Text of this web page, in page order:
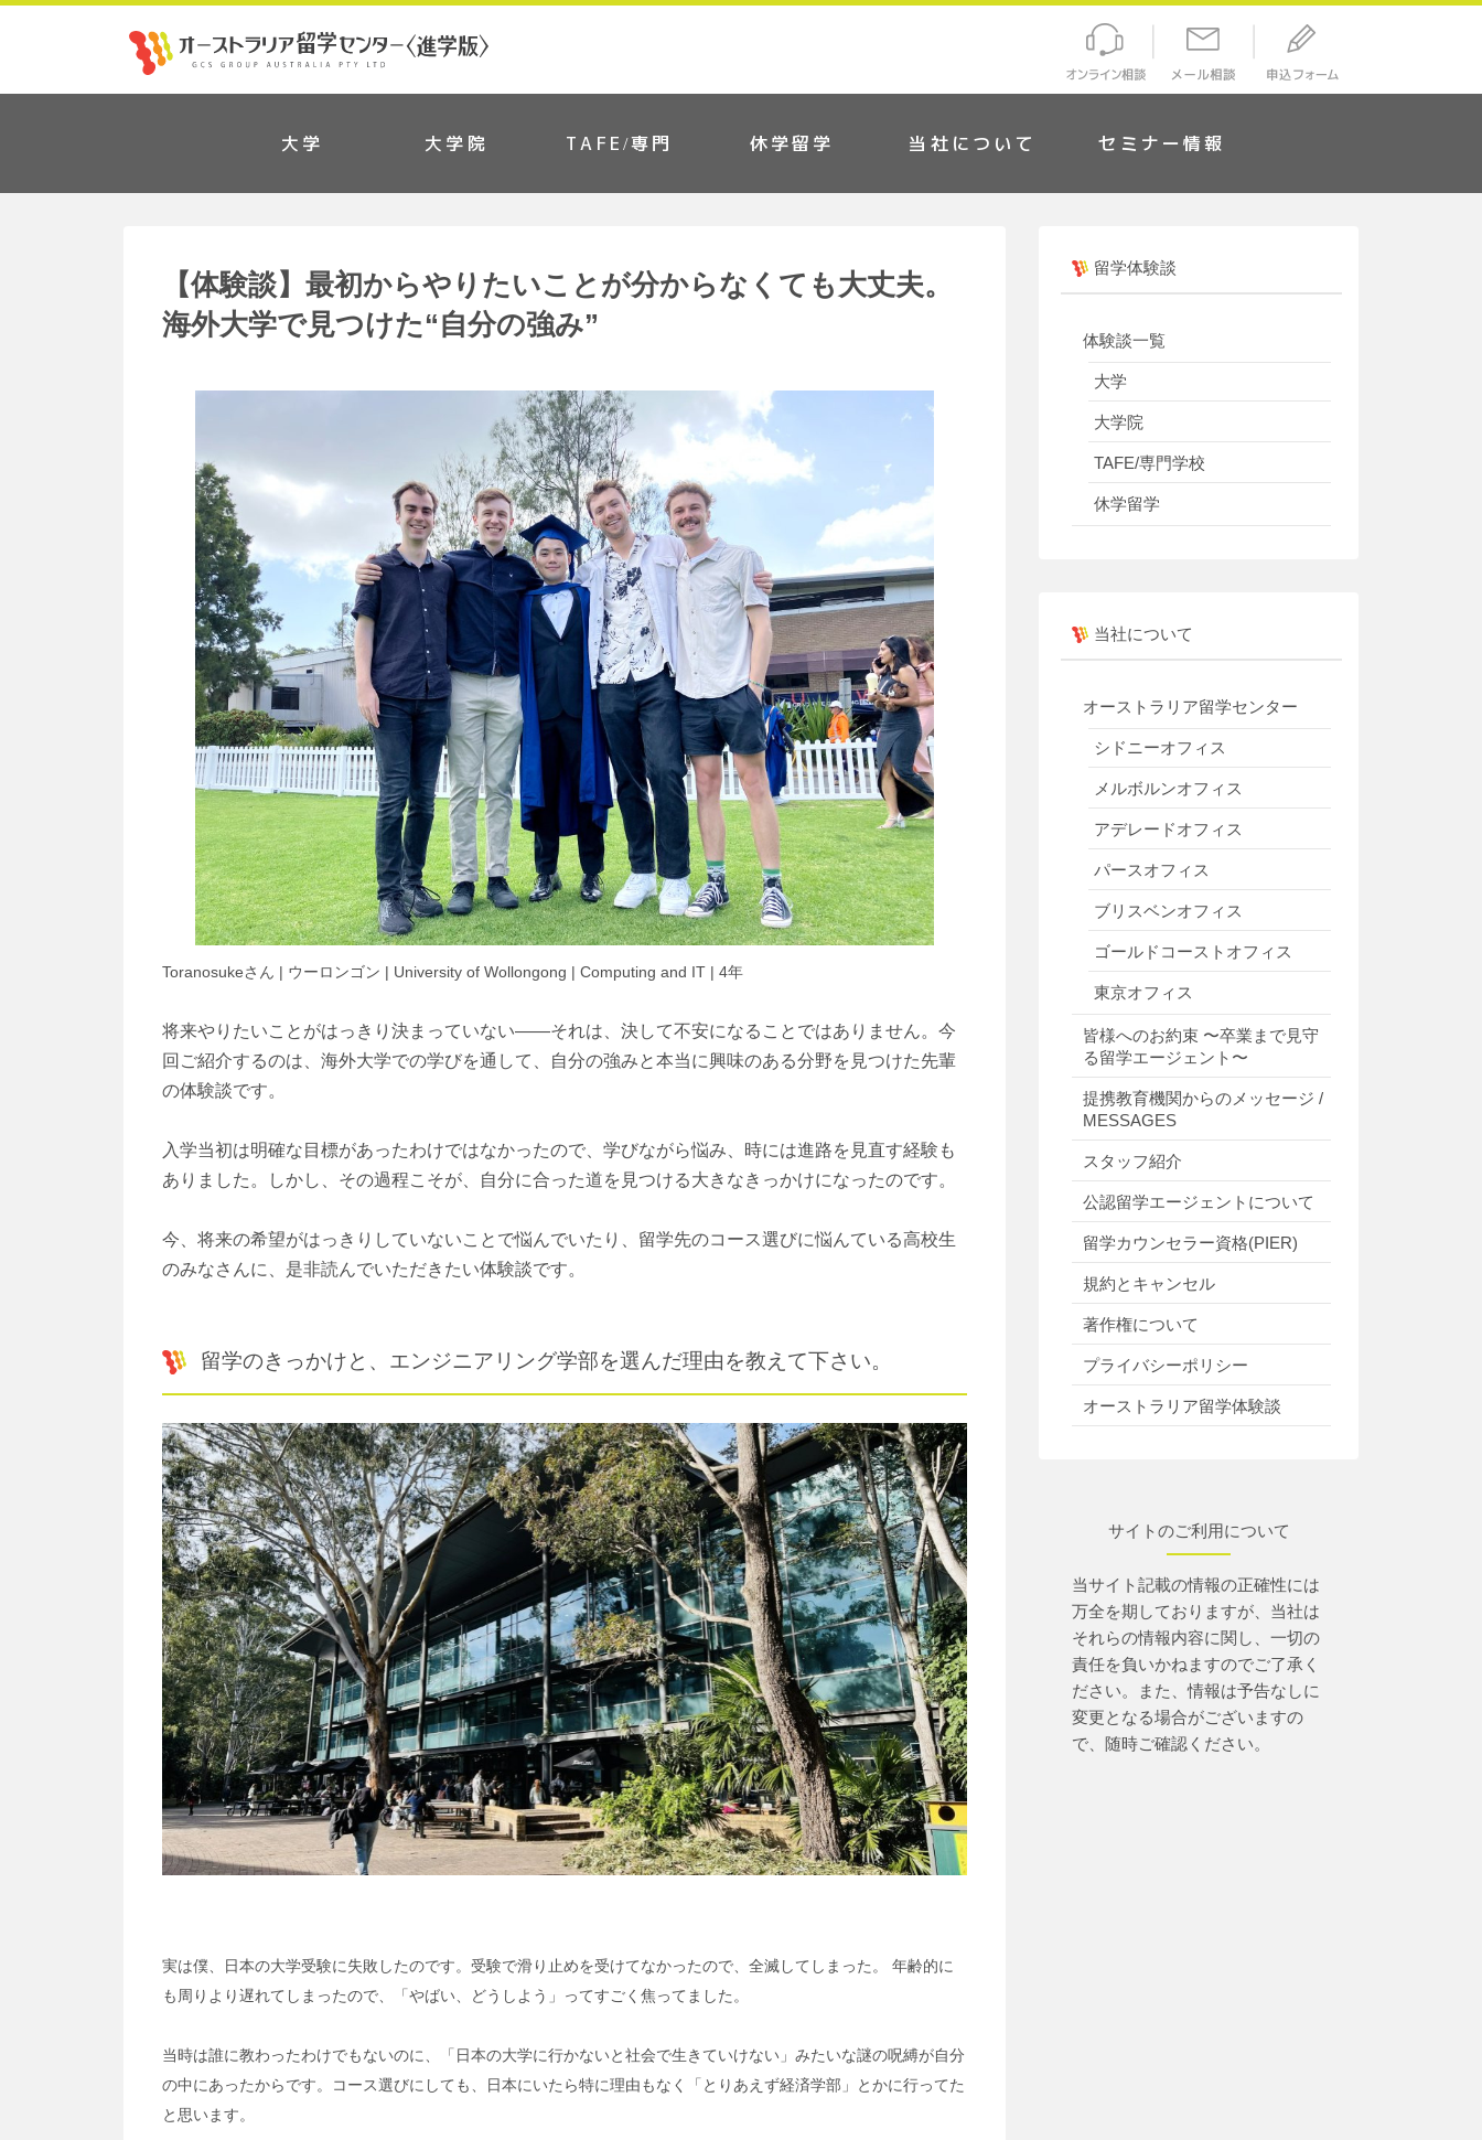
大学 大学院 TAFE/専門 休学留学 当社について セミナー情報
【体験談】最初からやりたいことが分からなくても大丈夫。
海外大学で見つけた“自分の強み”
Toranosukeさん | ウーロンゴン | University of Wollongong | Computing and IT | 4年
将来やりたいことがはっきり決まっていない――それは、決して不安になることではありません。今
回ご紹介するのは、海外大学での学びを通して、自分の強みと本当に興味のある分野を見つけた先輩
の体験談です。
入学当初は明確な目標があったわけではなかったので、学びながら悩み、時には進路を見直す経験も
ありました。しかし、その過程こそが、自分に合った道を見つける大きなきっかけになったのです。
今、将来の希望がはっきりしていないことで悩んでいたり、留学先のコース選びに悩んている高校生
のみなさんに、是非読んでいただきたい体験談です。
留学のきっかけと、エンジニアリング学部を選んだ理由を教えて下さい。
実は僕、日本の大学受験に失敗したのです。受験で滑り止めを受けてなかったので、全滅してしまった。 年齢的に
も周りより遅れてしまったので、「やばい、どうしよう」ってすごく焦ってました。
当時は誰に教わったわけでもないのに、「日本の大学に行かないと社会で生きていけない」みたいな謎の呪縛が自分
の中にあったからです。コース選びにしても、日本にいたら特に理由もなく「とりあえず経済学部」とかに行ってた
と思います。
留学体験談
体験談一覧
大学
大学院
TAFE/専門学校
休学留学
当社について
オーストラリア留学センター
シドニーオフィス
メルボルンオフィス
アデレードオフィス
パースオフィス
ブリスベンオフィス
ゴールドコーストオフィス
東京オフィス
皆様へのお約束 〜卒業まで見守
る留学エージェント〜
提携教育機関からのメッセージ /
MESSAGES
スタッフ紹介
公認留学エージェントについて
留学カウンセラー資格(PIER)
規約とキャンセル
著作権について
プライバシーポリシー
オーストラリア留学体験談
サイトのご利用について
当サイト記載の情報の正確性には
万全を期しておりますが、当社は
それらの情報内容に関し、一切の
責任を負いかねますのでご了承く
ださい。また、情報は予告なしに
変更となる場合がございますの
で、随時ご確認ください。